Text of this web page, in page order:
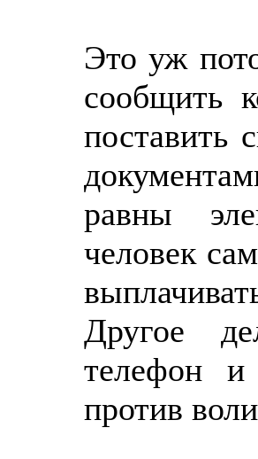
Это уж
сообщить
поставить
равны
человек
Другое
телефон и
против